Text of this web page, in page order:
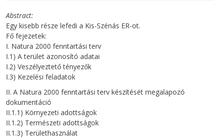
Abstract
Egy kisebb része lefedi a Kis-Szénás ER-ot.
Fő fejezetek:
I. Natura 2000 fenntartási terv
I.1) A terület azonosító adatai
I.2) Veszélyeztető tényezők
I.3) Kezelési feladatok
II. A Natura 2000 fenntartási terv készítését megalapozó
dokumentáció
II.1.1) Környezeti adottságok
II.1.2) Természeti adottságok
II.1.3) Területhasználat